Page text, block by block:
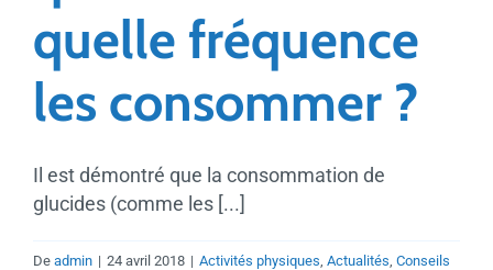
quelle fréquence
les consommer ?
Il est démontré que la consommation de
glucides (comme les [...]
De admin | 24 avril 2018 | Activités physiques Actualités Conseils